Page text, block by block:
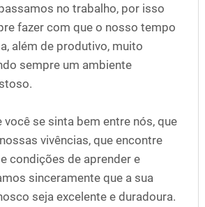
no trabalho, por isso
fazer com que o nosso tempo
além de produtivo, muito
sempre um ambiente
você se sinta bem entre nós, que
vivências, que encontre
condições de aprender e
sinceramente que a sua
seja excelente e duradoura.